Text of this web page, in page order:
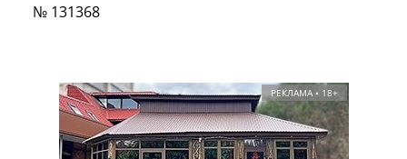
№ 131368
РЕКЛАМА • 18+